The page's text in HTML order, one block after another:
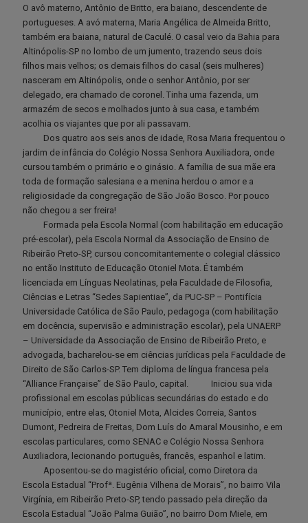
O avô materno, Antônio de Britto, era baiano, descendente de
portugueses. A avó materna, Maria Angélica de Almeida Britto,
também era baiana, natural de Caculé. O casal veio da Bahia para
Altinópolis-SP no lombo de um jumento, trazendo seus dois
filhos mais velhos; os demais filhos do casal (seis mulheres)
nasceram em Altinópolis, onde o senhor Antônio, por ser
delegado, era chamado de coronel. Tinha uma fazenda, um
armazém de secos e molhados junto à sua casa, e também
acolhia os viajantes que por ali passavam.
Dos quatro aos seis anos de idade, Rosa Maria frequentou o
jardim de infância do Colégio Nossa Senhora Auxiliadora, onde
cursou também o primário e o ginásio. A família de sua mãe era
toda de formação salesiana e a menina herdou o amor e a
religiosidade da congregação de São João Bosco. Por pouco
não chegou a ser freira!
Formada pela Escola Normal (com habilitação em educação
pré-escolar), pela Escola Normal da Associação de Ensino de
Ribeirão Preto-SP, cursou concomitantemente o colegial clássico
no então Instituto de Educação Otoniel Mota. É também
licenciada em Línguas Neolatinas, pela Faculdade de Filosofia,
Ciências e Letras “Sedes Sapientiae”, da PUC-SP – Pontifícia
Universidade Católica de São Paulo, pedagoga (com habilitação
em docência, supervisão e administração escolar), pela UNAERP
– Universidade da Associação de Ensino de Ribeirão Preto, e
advogada, bacharelou-se em ciências jurídicas pela Faculdade de
Direito de São Carlos-SP. Tem diploma de língua francesa pela
“Alliance Française” de São Paulo, capital. Iniciou sua vida
profissional em escolas públicas secundárias do estado e do
município, entre elas, Otoniel Mota, Alcides Correia, Santos
Dumont, Pedreira de Freitas, Dom Luís do Amaral Mousinho, e em
escolas particulares, como SENAC e Colégio Nossa Senhora
Auxiliadora, lecionando português, francês, espanhol e latim.
Aposentou-se do magistério oficial, como Diretora da
Escola Estadual “Profª. Eugênia Vilhena de Morais”, no bairro Vila
Virgínia, em Ribeirão Preto-SP, tendo passado pela direção da
Escola Estadual “João Palma Guião”, no bairro Dom Miele, em